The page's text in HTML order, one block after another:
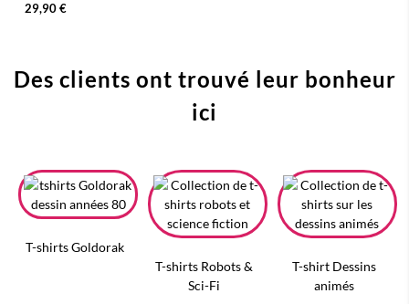
29,90 €
Des clients ont trouvé leur bonheur
ici
T-shirts Goldorak
T-shirts Robots &
Sci-Fi
T-shirt Dessins
animés